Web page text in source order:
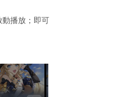
動播放；即可